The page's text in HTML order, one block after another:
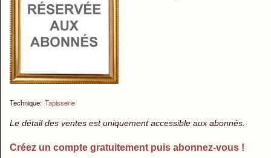
Technique: Tapisserie
Le détail des ventes est uniquement accessible aux abonnés.
Créez un compte gratuitement puis abonnez-vous !